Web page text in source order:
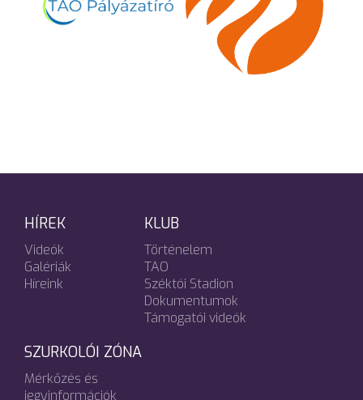
HÍREK
Videók
Galériák
Híreink
KLUB
Történelem
TAO
Széktói Stadion
Dokumentumok
Támogatói videók
SZURKOLÓI ZÓNA
Mérkőzés és
jegyinformációk